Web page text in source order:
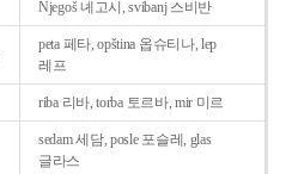
Njegoš 녜고시, svibanj 스비반
peta 페타, opština 옵슈티나, lep
레프
riba 리바, torba 토르바, mir 미르
sedam 세담, posle 포슬레, glas
글라스